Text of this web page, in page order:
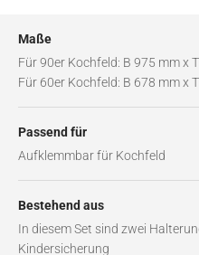
Maße
Für 90er Kochfeld: B 975 mm x
Für 60er Kochfeld: B 678 mm x
Passend für
Aufklemmbar für Kochfeld
Bestehend aus
In diesem Set sind zwei
Kindersicherung